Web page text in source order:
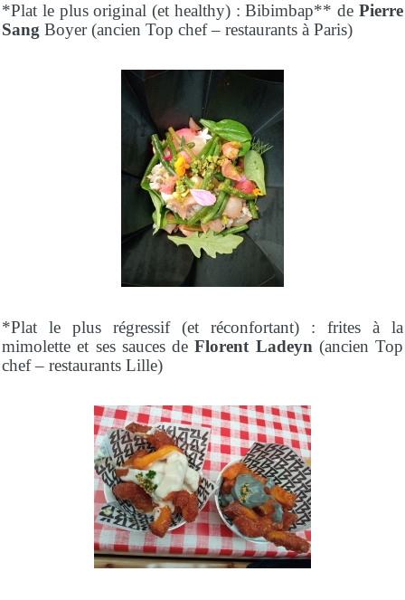
*Plat le plus original (et healthy) : Bibimbap** de Pierre
Sang Boyer (ancien Top chef – restaurants à Paris)
*Plat le plus régressif (et réconfortant) : frites à la
mimolette et ses sauces deFlorent Ladeyn (ancien Top
chef – restaurants Lille)